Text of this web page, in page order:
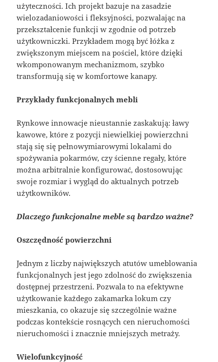
użyteczności. Ich projekt bazuje na zasadzie
wielozadaniowości i fleksyjności, pozwalając na
przekształcenie funkcji w zgodnie od potrzeb
użytkowniczki. Przykładem mogą być łóżka z
zwiększonym miejscem na pościel, które dzięki
wkomponowanym mechanizmom, szybko
transformują się w komfortowe kanapy.
Przykłady funkcjonalnych mebli
Rynkowe innowacje nieustannie zaskakują: ławy
kawowe, które z pozycji niewielkiej powierzchni
stają się się pełnowymiarowymi lokalami do
spożywania pokarmów, czy ścienne regały, które
można arbitralnie konfigurować, dostosowując
swoje rozmiar i wygląd do aktualnych potrzeb
użytkowników.
Dlaczego funkcjonalne meble są bardzo ważne?
Oszczędność powierzchni
Jednym z liczby największych atutów umeblowania
funkcjonalnych jest jego zdolność do zwiększenia
dostępnej przestrzeni. Pozwala to na efektywne
użytkowanie każdego zakamarka lokum czy
mieszkania, co okazuje się szczególnie ważne
podczas kontekście rosnących cen nieruchomości
nieruchomości i znacznie mniejszych metraży.
Wielofunkcyjność